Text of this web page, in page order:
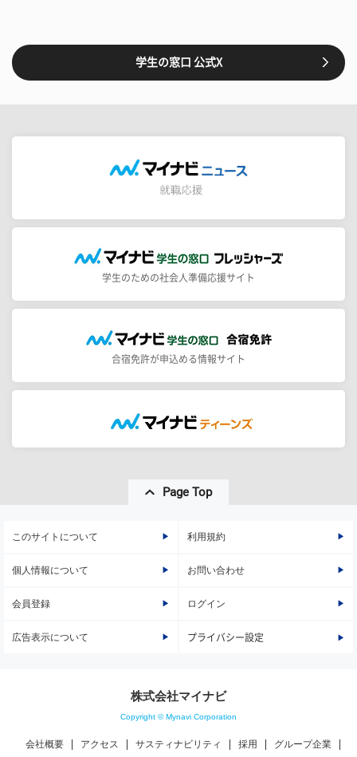
学生の窓口 公式X
学生のための社会人準備応援サイト
合宿免許が申込める情報サイト
Page Top
このサイトについて 利用規約
個人情報について お問い合わせ
会員登録 ログイン
広告表示について プライバシー設定
株式会社マイナビ
Copyright © Mynavi Corporation
会社概要 アクセス サスティナビリティ 採用 グループ企業